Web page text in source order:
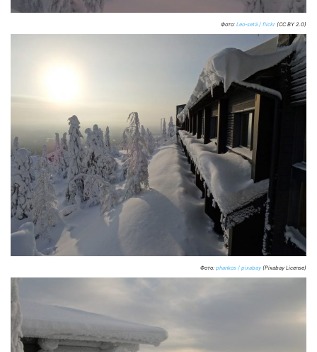
Фото: Leo-setä / flickr (CC BY 2.0)
Фото: phankos / pixabay (Pixabay License)